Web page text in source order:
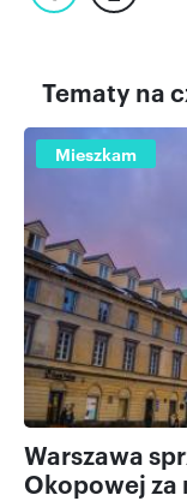
Tematy na
Mieszkam
Warszawa
Okopowej